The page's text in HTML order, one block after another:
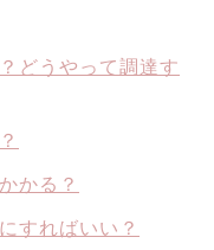
どうやって調達す
かる？
すればいい？